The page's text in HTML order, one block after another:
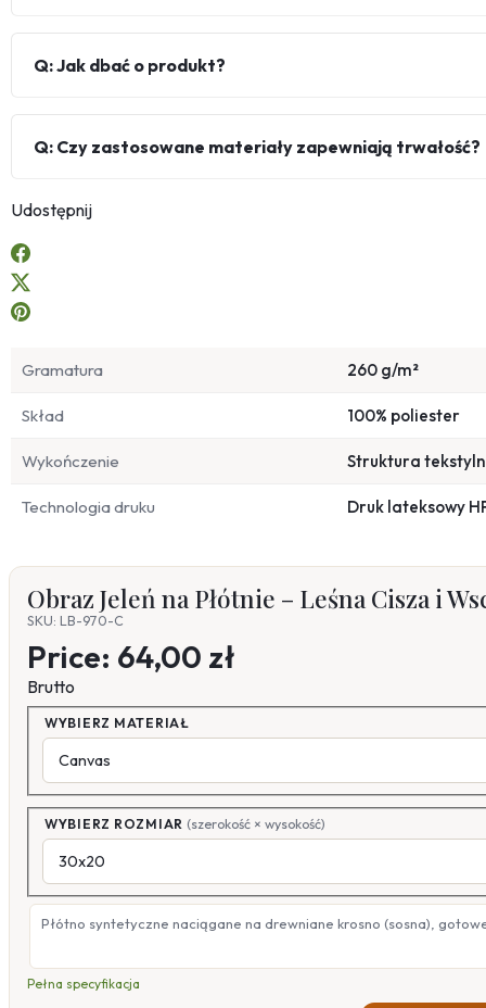
Q: Jak dbać o produkt?
Q: Czy zastosowane materiały zapewniają trwałość?
Udostępnij
Gramatura 260 g/m²
Skład 100% poliester
Wykończenie Struktura
Technologia druku Druk lateksowy
Obraz Jeleń na Płótnie – Leśna Cisza i
SKU: LB-970-C
Price: 64,00 zł
Brutto
WYBIERZ MATERIAŁ
WYBIERZ ROZMIAR (szerokość × wysokość)
Płótno syntetyczne naciągane na drewniane krosno (sosna),
Pełna specyfikacja